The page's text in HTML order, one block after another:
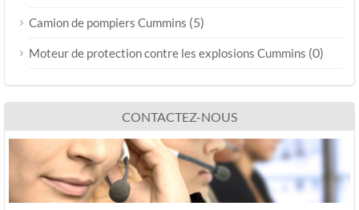
Camion de pompiers Cummins (5)
Moteur de protection contre les explosions Cummins (0)
CONTACTEZ-NOUS